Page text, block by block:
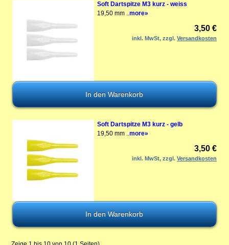
Soft Dartspitze M3 kurz - weiss
19,50 mm ..more»
3,50 €
inkl. MwSt, zzgl.Versandkosten
Soft Dartspitze M3 kurz - gelb
19,50 mm .. more»
3,50 €
inkl. MwSt, zzgl.Versandkosten